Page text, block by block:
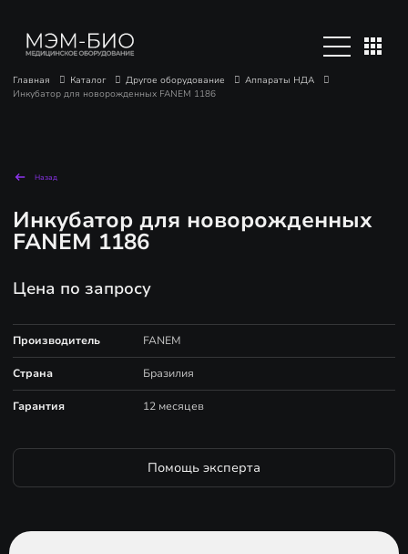
Главная Каталог Другое оборудование
Аппараты НДА
Инкубатор для новорожденных FANEM 1186
Назад
Инкубатор для новорожденных
FANEM 1186
Цена по запросу
Производитель FANEM
Страна Бразилия
Гарантия 12 месяцев
Помощь эксперта